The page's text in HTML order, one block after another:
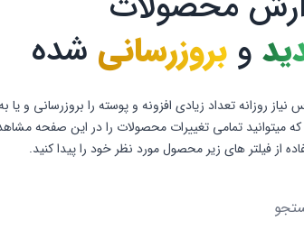
و بروزرسانی شده
نیاز روزانه تعداد زیادی افزونه و پوسته را بروزرسانی و
که میتوانید تمامی تغییرات محصولات را در این صفحه
از فیلتر های زیر محصول مورد نظر خود را پیدا کنید.